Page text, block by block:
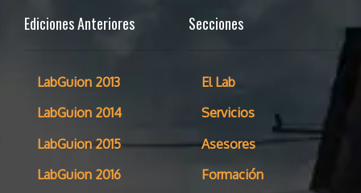
Ediciones Anteriores
LabGuion 2013
LabGuion 2014
LabGuion 2015
LabGuion 2016
Secciones
El Lab
Servicios
Asesores
Formación